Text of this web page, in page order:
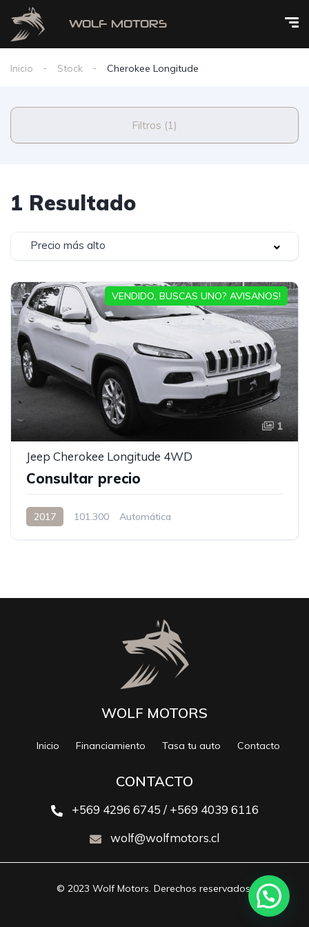
Inicio Stock Cherokee Longitude
Filtros (1)
1 Resultado
Precio más alto
1
Jeep Cherokee Longitude 4WD
Consultar precio
2017 101.300 Automática
VENDIDO, BUSCAS UNO? AVISANOS!
WOLF MOTORS
Inicio Financiamiento Tasa tu auto Contacto
CONTACTO
+569 4296 6745 / +569 4039 6116
wolf@wolfmotors.cl
© 2023 Wolf Motors. Derechos reservados.